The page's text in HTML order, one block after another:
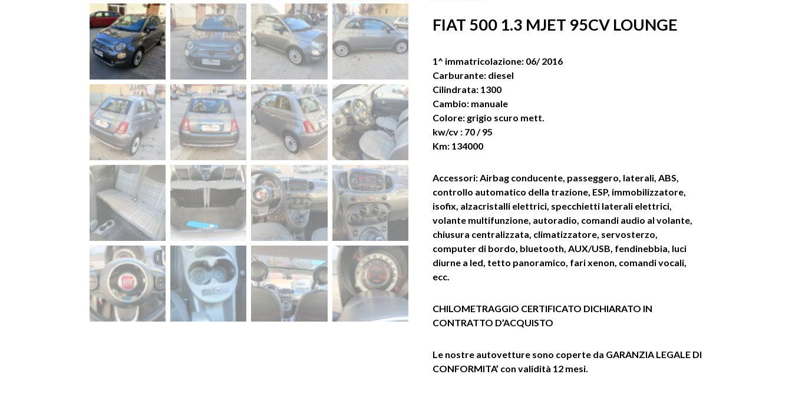
FIAT 500 1.3 MJET 95CV LOUNGE
1^ immatricolazione: 06/ 2016
Carburante: diesel
Cilindrata: 1300
Cambio: manuale
Colore: grigio scuro mett.
kw/cv : 70 / 95
Km: 134000
Accessori: Airbag conducente, passeggero, laterali, ABS,
controllo automatico della trazione, ESP, immobilizzatore,
isofix, alzacristalli elettrici, specchietti laterali elettrici,
volante multifunzione, autoradio, comandi audio al volante,
chiusura centralizzata, climatizzatore, servosterzo,
computer di bordo, bluetooth, AUX/USB, fendinebbia, luci
diurne a led, tetto panoramico, fari xenon, comandi vocali,
ecc.
CHILOMETRAGGIO CERTIFICATO DICHIARATO IN
CONTRATTO D’ACQUISTO
Le nostre autovetture sono coperte da GARANZIA LEGALE DI
CONFORMITA’ con validità 12 mesi.